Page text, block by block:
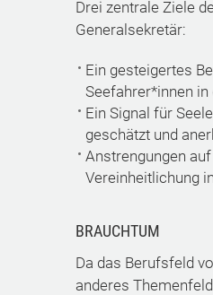
Drei zentrale Ziele
Generalsekretär:
Ein gesteigertes
Seefahrer*innen
Ein Signal für
geschätzt und
Anstrengungen
Vereinheitlichung
BRAUCHTUM
Da das Berufsfeld
anderes